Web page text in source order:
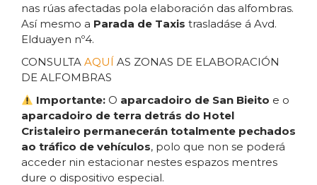
nas rúas afectadas pola elaboración das alfombras.
Así mesmo a Parada de Taxis trasladáse á Avd.
Elduayen nº4.
CONSULTA AQUÍ AS ZONAS DE ELABORACIÓN
DE ALFOMBRAS
Importante: O aparcadoiro de San Bieito e o
aparcadoiro de terra detrás do Hotel
Cristaleiro permanecerán totalmente pechados
ao tráfico de vehículos, polo que non se poderá
acceder nin estacionar nestes espazos mentres
dure o dispositivo especial.